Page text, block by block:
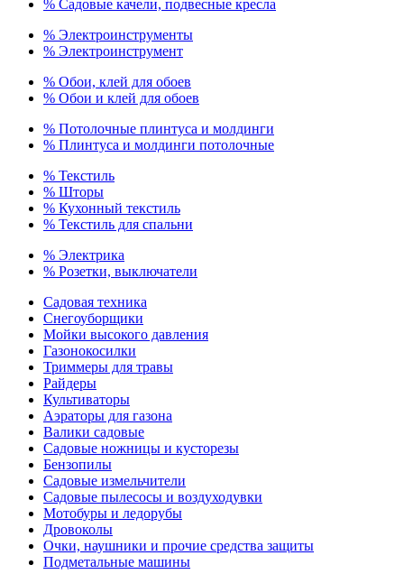
% Садовые качели, подвесные кресла
% Электроинструменты
% Электроинструмент
% Обои, клей для обоев
% Обои и клей для обоев
% Потолочные плинтуса и молдинги
% Плинтуса и молдинги потолочные
% Текстиль
% Шторы
% Кухонный текстиль
% Текстиль для спальни
% Электрика
% Розетки, выключатели
Садовая техника
Снегоуборщики
Мойки высокого давления
Газонокосилки
Триммеры для травы
Райдеры
Культиваторы
Аэраторы для газона
Валики садовые
Садовые ножницы и кусторезы
Бензопилы
Садовые измельчители
Садовые пылесосы и воздуходувки
Мотобуры и ледорубы
Дровоколы
Очки, наушники и прочие средства защиты
Подметальные машины